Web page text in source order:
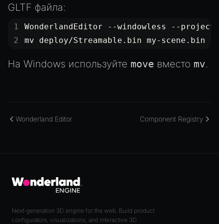
GLTF файла:
WonderlandEditor --windowless --
mv deploy/Streamable.bin my-scene.bin
На Windows используйте move вместо mv.
Wonderland Editor Component Registry
Next-generation 3D engine for the web. Build product
configurators, visualizations, and interactive 3D